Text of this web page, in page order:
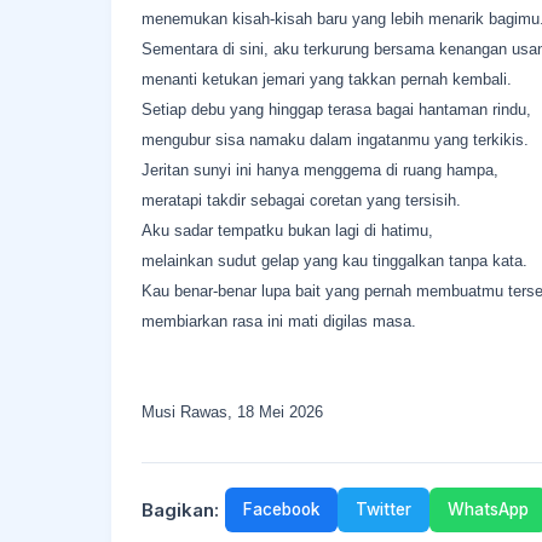
menemukan kisah-kisah baru yang lebih menarik bagimu.
Sementara di sini, aku terkurung bersama kenangan
menanti ketukan jemari yang takkan pernah kembali.
Setiap debu yang hinggap terasa bagai hantaman rindu,
mengubur sisa namaku dalam ingatanmu yang terkikis.
​Jeritan sunyi ini hanya menggema di ruang hampa,
meratapi takdir sebagai coretan yang tersisih.
Aku sadar tempatku bukan lagi di hatimu,
melainkan sudut gelap yang kau tinggalkan tanpa kata.
Kau benar-benar lupa bait yang pernah membuatmu
membiarkan rasa ini mati digilas masa.
Musi Rawas, 18 Mei 2026
Bagikan: Facebook Twitter WhatsApp